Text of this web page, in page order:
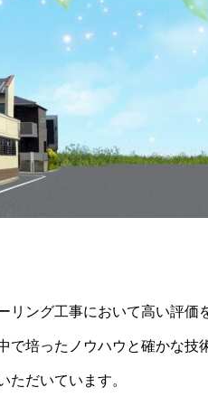
リング工事において高い評価
で培ったノウハウと確かな技
ただいています。